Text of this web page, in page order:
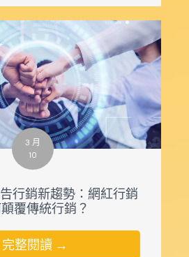
3 月
10
行銷新趨勢：網紅行銷
覆傳統行銷？
完整閱讀 →